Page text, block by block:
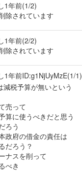
1年前(1/2)
除されています
1年前(2/2)
除されています
1年前ID:g1NjUyMzE(1/1)
減税予算が無いという
売って
算に使うべきだと思う
ろう
政府の借金の責任は
だろう？
ナスを削って
べき